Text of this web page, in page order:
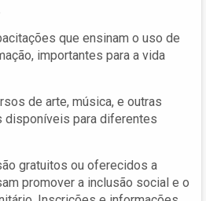
que ensinam o uso de
importantes para a vida
de arte, música, e outras
disponíveis para diferentes
gratuitos ou oferecidos a
promover a inclusão social e o